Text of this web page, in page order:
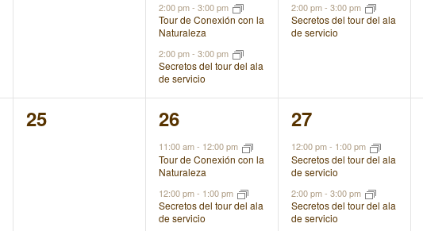
2:00 pm- 3:00 pm
Tour de Conexión con la
Naturaleza
2:00 pm- 3:00 pm
Secretos del tour del ala
de servicio
2:00 pm-3:00 pm
Secretos del tour del ala
de servicio
0
25
3
eventos,
26
11:00 am- 12:00 pm
Tour de Conexión con la
Naturaleza
12:00 pm- 1:00 pm
Secretos del tour del ala
de servicio
2
eventos,
27
12:00 pm- 1:00 pm
Secretos del tour del ala
de servicio
2:00 pm-3:00 pm
Secretos del tour del ala
de servicio